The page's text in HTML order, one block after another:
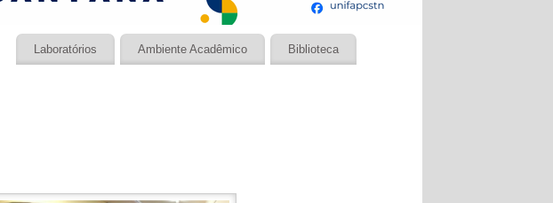
Laboratórios Ambiente Acadêmico Biblioteca